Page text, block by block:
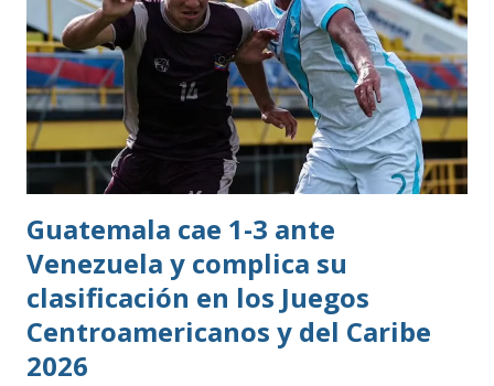
rama masculina, la cual comenzó su recorrido en la Segunda
División antes de conseguir el ascenso a la máxima
categoría.
Guatemala cae 1-3 ante
Venezuela y complica su
clasificación en los Juegos
Centroamericanos y del Caribe
2026